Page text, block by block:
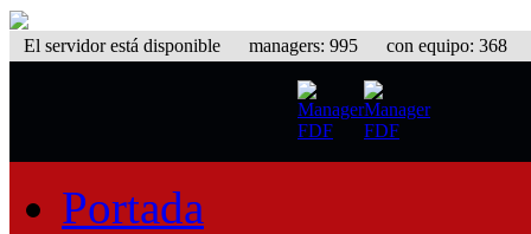
El servidor está disponible managers: 995 con equipo: 368
Portada